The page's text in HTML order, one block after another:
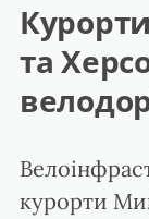
та
курорти